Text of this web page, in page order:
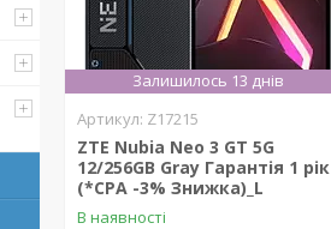
Залишилось 13 днів
Z17215
ZTE Nubia Neo 3 GT 5G
12/256GB Gray Гарантія 1 рік
(*CPA -3% Знижка)_L
В наявності